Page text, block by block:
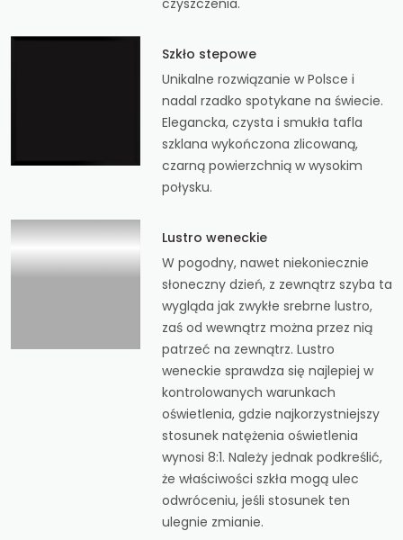
Szkło stepowe
Unikalne rozwiązanie w Polsce i
nadal rzadko spotykane na świecie.
Elegancka, czysta i smukła tafla
szklana wykończona zlicowaną,
czarną powierzchnią w wysokim
połysku.
Lustro weneckie
W pogodny, nawet niekoniecznie
słoneczny dzień, z zewnątrz szyba ta
wygląda jak zwykłe srebrne lustro,
zaś od wewnątrz można przez nią
patrzeć na zewnątrz. Lustro
weneckie sprawdza się najlepiej w
kontrolowanych warunkach
oświetlenia, gdzie najkorzystniejszy
stosunek natężenia oświetlenia
wynosi 8:1. Należy jednak podkreślić,
że właściwości szkła mogą ulec
odwróceniu, jeśli stosunek ten
ulegnie zmianie.